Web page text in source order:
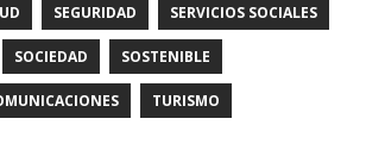
SEGURIDAD SERVICIOS SOCIALES
SOCIEDAD SOSTENIBLE
TURISMO